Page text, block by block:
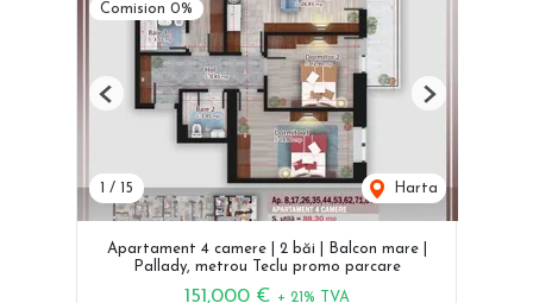
Comision 0%
/ 15 Harta
Previous Next
Apartament 4 camere | 2 băi | Balcon mare |
Pallady, metrou Teclu promo parcare
151,000 € + 21% TVA